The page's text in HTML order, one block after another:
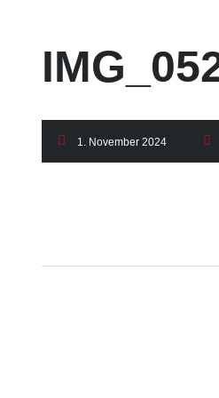
1. November 2024